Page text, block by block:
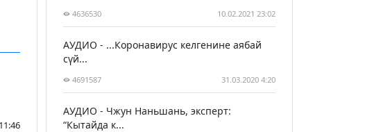
4636530 10.02.2021 23:02
АУДИО - ...Коронавирус келгенине аябай
сүй...
4691587 31.03.2020 4:20
АУДИО - Чжун Наньшань, эксперт:
“Кытайда к...